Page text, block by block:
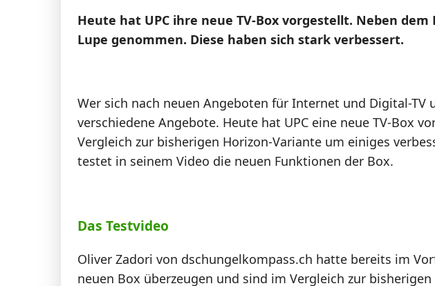
·AGB·Impressum
Heute hat UPC ihre neue TV-Box vorgestellt. Neben
Lupe genommen. Diese haben sich stark verbessert.
Wer sich nach neuen Angeboten für Internet und Digital-
verschiedene Angebote. Heute hat UPC eine neue TV-Box
Vergleich zur bisherigen Horizon-Variante um einiges
testet in seinem Video die neuen Funktionen der Box.
Das Testvideo
Oliver Zadori von dschungelkompass.ch hatte bereits im
neuen Box überzeugen und sind im Vergleich zur